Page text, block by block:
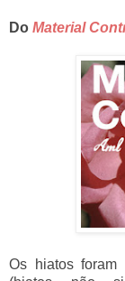
Do Material
Os hiatos foram